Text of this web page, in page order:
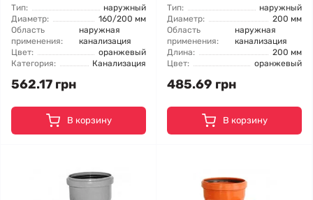
Тип:
наружный
Диаметр:
160/200 мм
Область
применения:
наружная
канализация
Цвет:
оранжевый
Категория:
Канализация
562.17 грн
В корзину
Тип:
наружный
Диаметр:
200 мм
Область
применения:
наружная
канализация
Длина:
200 мм
Цвет:
оранжевый
485.69 грн
В корзину